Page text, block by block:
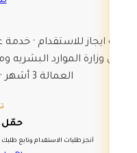
شركة ايجاز للاستقدام ·
من وزارة الموارد
العمالة 3 أشهر · إمكانية توصيل العمالة
حمّل
أنجز طلبات الاستقدام وتابع